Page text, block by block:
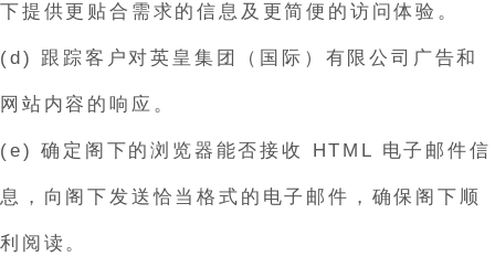
下提供更贴合需求的信息及更简便的访问体验。
(d) 跟踪客户对英皇集团（国际）有限公司广告和
网站内容的响应。
(e) 确定阁下的浏览器能否接收 HTML 电子邮件信
息，向阁下发送恰当格式的电子邮件，确保阁下顺
利阅读。